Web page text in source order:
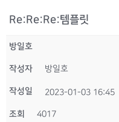
Re:Re:Re:템플릿
방일호
작성자 방일호
작성일 2023-01-03 16:45
조회 4017